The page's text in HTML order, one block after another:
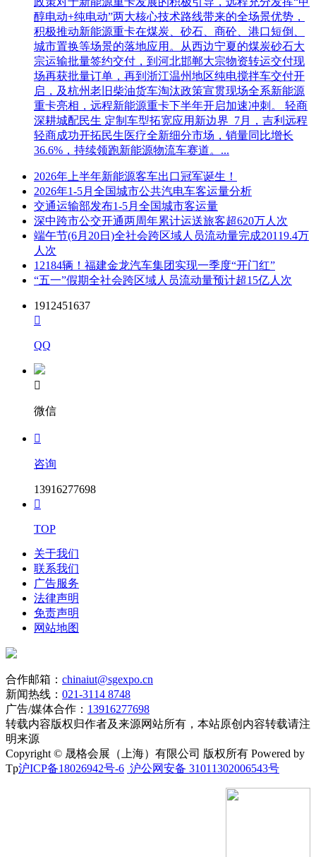
醇电动+纯电动”两大核心技术路线带来的全场景优势，
积极推动新能源重卡在煤炭、砂石、商砼、港口短倒、
城市置换等场景的落地应用。从西边宁夏的煤炭砂石大
宗运输批量签约交付，到河北邯郸大宗物资转运交付现
场再获批量订单，再到浙江温州地区纯电搅拌车交付开
启，及杭州老旧柴油货车淘汰政策宣贯现场全系新能源
重卡亮相，远程新能源重卡下半年开启加速冲刺。 轻商
深耕城配民生 定制车型拓宽应用新边界 7月，吉利远程
轻商成功开拓民生医疗全新细分市场，销量同比增长
36.6%，持续领跑新能源物流车赛道。...
2026年上半年新能源客车出口冠军诞生！
2026年1-5月全国城市公共汽电车客运量分析
交通运输部发布1-5月全国城市客运量
深中跨市公交开通两周年累计运送旅客超620万人次
端午节(6月20日)全社会跨区域人员流动量完成20119.4万
人次
12184辆！福建金龙汽车集团实现一季度“开门红”
“五一”假期全社会跨区域人员流动量预计超15亿人次
1912451637

QQ

微信

咨询
13916277698

TOP
关于我们
联系我们
广告服务
法律声明
免责声明
网站地图
合作邮箱： chinaiut@sgexpo.cn
新闻热线： 021-3114 8748
广告/媒体合作： 13916277698
转载内容版权归作者及来源网站所有，本站原创内容转载请注
明来源
Copyright © 晟格会展（上海）有限公司 版权所有 Powered by
Tp沪ICP备18026942号-6 沪公网安备 31011302006543号